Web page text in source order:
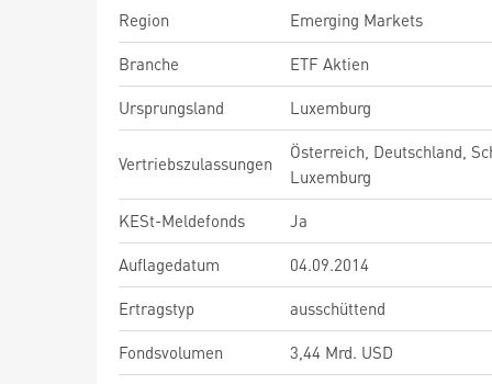
Region
Emerging Markets
Branche
ETF Aktien
Ursprungsland
Luxemburg
Vertriebszulassungen
Österreich, Deutschland,
Luxemburg
KESt-Meldefonds
Ja
Auflagedatum
04.09.2014
Ertragstyp
ausschüttend
Fondsvolumen
3,44 Mrd. USD